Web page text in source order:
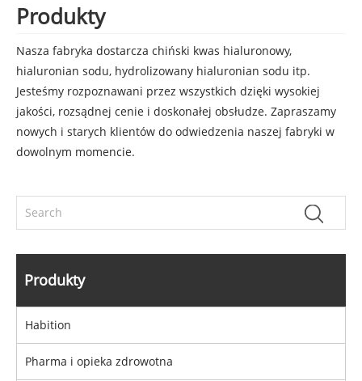
Produkty
Nasza fabryka dostarcza chiński kwas hialuronowy,
hialuronian sodu, hydrolizowany hialuronian sodu itp.
Jesteśmy rozpoznawani przez wszystkich dzięki wysokiej
jakości, rozsądnej cenie i doskonałej obsłudze. Zapraszamy
nowych i starych klientów do odwiedzenia naszej fabryki w
dowolnym momencie.
Produkty
Habition
Pharma i opieka zdrowotna